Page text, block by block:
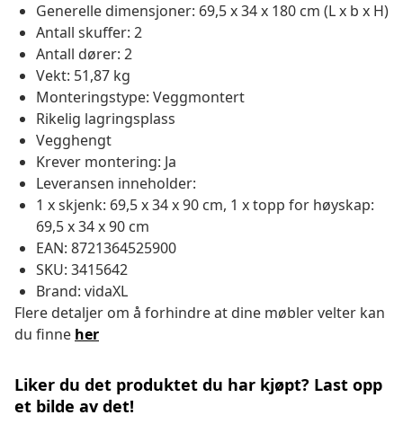
Generelle dimensjoner: 69,5 x 34 x 180 cm (L x b x H)
Antall skuffer: 2
Antall dører: 2
Vekt: 51,87 kg
Monteringstype: Veggmontert
Rikelig lagringsplass
Vegghengt
Krever montering: Ja
Leveransen inneholder:
1 x skjenk: 69,5 x 34 x 90 cm, 1 x topp for høyskap:
69,5 x 34 x 90 cm
EAN: 8721364525900
SKU: 3415642
Brand: vidaXL
Flere detaljer om å forhindre at dine møbler velter kan
du finne her
Liker du det produktet du har kjøpt? Last opp
et bilde av det!